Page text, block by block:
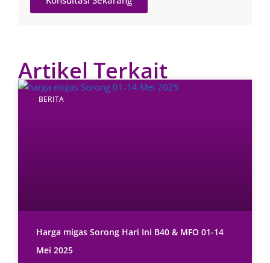
Artikel Terkait
BERITA
Harga migas Sorong Hari Ini B40 & MFO 01-14
Mei 2025